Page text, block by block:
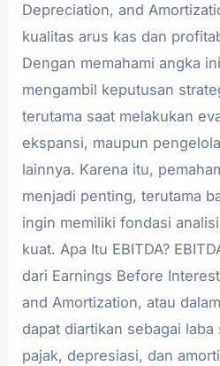
Depreciation, and
kualitas arus kas dan
Dengan memahami angka
mengambil keputusan
terutama saat melakukan
ekspansi, maupun
lainnya. Karena itu,
menjadi penting, terutama
ingin memiliki fondasi
kuat. Apa Itu EBITDA?
dari Earnings Before
and Amortization, atau
dapat diartikan sebagai
pajak, depresiasi, dan